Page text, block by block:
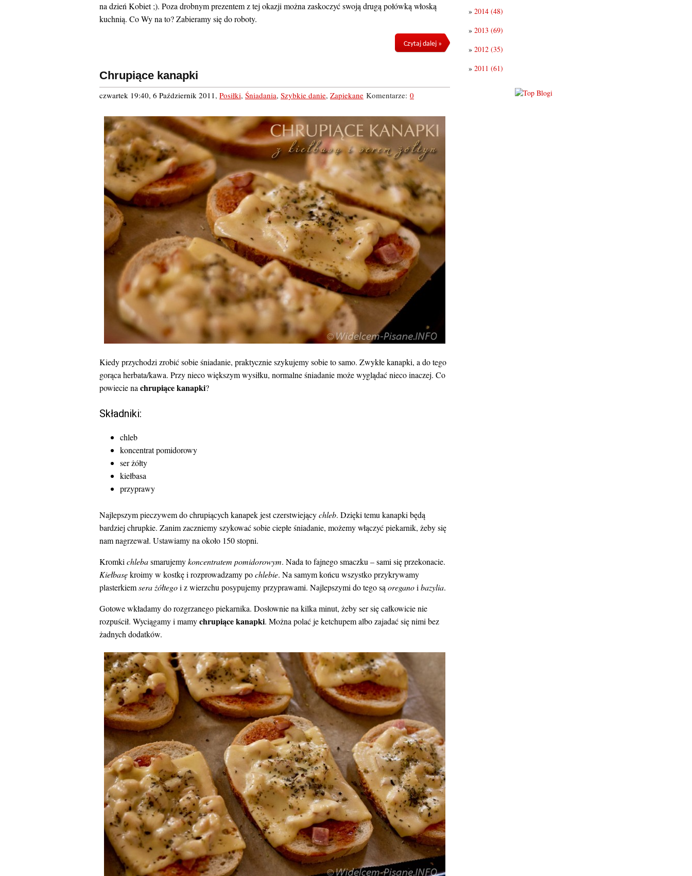
» 2014 (48)
» 2013 (69)
» 2012 (35)
» 2011 (61)
na dzień Kobiet ;). Poza drobnym prezentem z tej okazji można zaskoczyć swoją drugą połówką włoską
kuchnią. Co Wy na to? Zabieramy się do roboty.
Czytaj dalej »
Chrupiące kanapki
czwartek 19:40, 6 Październik 2011, Posiłki, Śniadania, Szybkie danie, Zapiekane Komentarze: 0
Kiedy przychodzi zrobić sobie śniadanie, praktycznie szykujemy sobie to samo. Zwykłe kanapki, a do tego
gorąca herbata/kawa. Przy nieco większym wysiłku, normalne śniadanie może wyglądać nieco inaczej. Co
powiecie na chrupiące kanapki?
Składniki:
chleb
koncentrat pomidorowy
ser żółty
kiełbasa
przyprawy
Najlepszym pieczywem do chrupiących kanapek jest czerstwiejącychleb. Dzięki temu kanapki będą
bardziej chrupkie. Zanim zaczniemy szykować sobie ciepłe śniadanie, możemy włączyć piekarnik, żeby się
nam nagrzewał. Ustawiamy na około 150 stopni.
Kromki chlebasmarujemykoncentratem pomidorowym. Nada to fajnego smaczku – sami się przekonacie.
Kiełbasękroimy w kostkę i rozprowadzamy pochlebie. Na samym końcu wszystko przykrywamy
plasterkiemsera żółtegoi z wierzchu posypujemy przyprawami. Najlepszymi do tego sąoreganoi bazylia.
Gotowe wkładamy do rozgrzanego piekarnika. Dosłownie na kilka minut, żeby ser się całkowicie nie
rozpuścił. Wyciągamy i mamychrupiące kanapki. Można polać je ketchupem albo zajadać się nimi bez
żadnych dodatków.